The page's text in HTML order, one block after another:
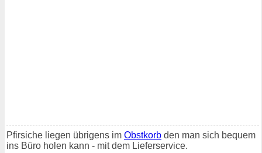
Pfirsiche liegen übrigens im Obstkorb den man sich bequem
ins Büro holen kann - mit dem Lieferservice.